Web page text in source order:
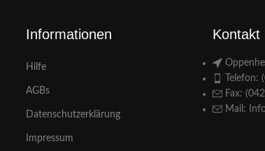
Informationen
Hilfe
AGBs
Datenschutzerklärung
Impressum
Kontakt
Fax:
Mail: